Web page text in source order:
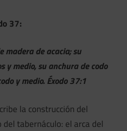
37:
madera de acacia; su
y medio, su anchura de codo
y medio. Éxodo 37:1
la construcción del
tabernáculo: el arca del